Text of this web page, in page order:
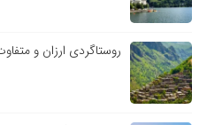
روستاگردی ارزان و